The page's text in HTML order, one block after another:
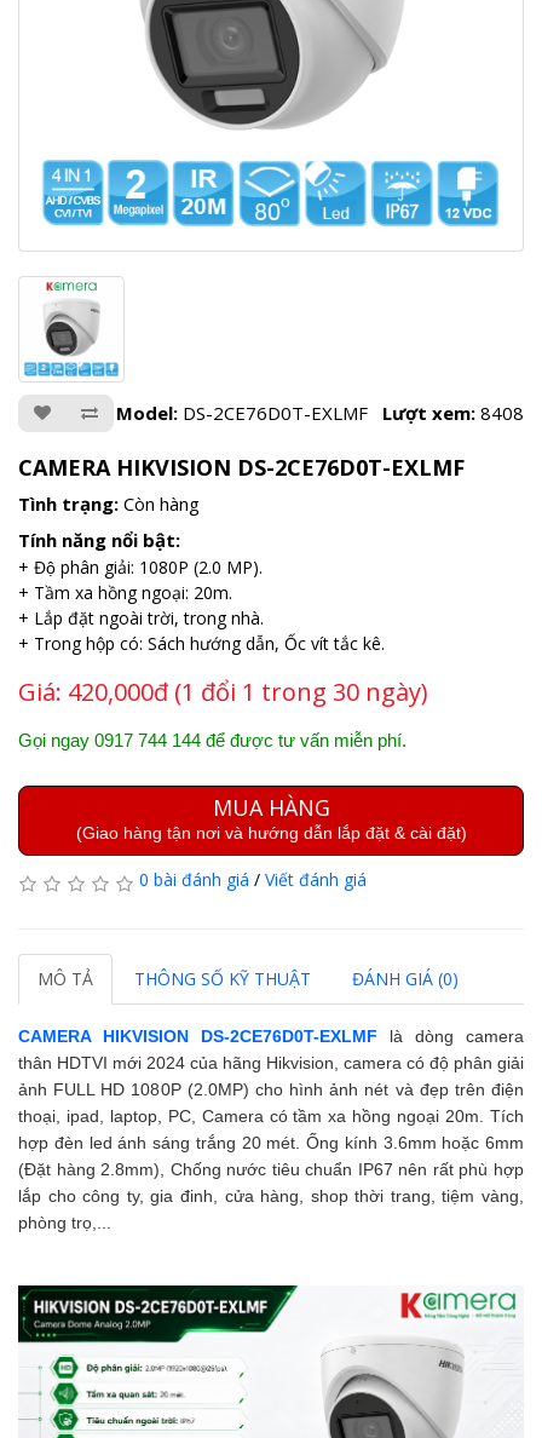
Model: DS-2CE76D0T-EXLMF Lượt xem: 8408
CAMERA HIKVISION DS-2CE76D0T-EXLMF
Tình trạng: Còn hàng
Tính năng nổi bật:
+ Độ phân giải: 1080P (2.0 MP).
+ Tầm xa hồng ngoại: 20m.
+ Lắp đặt ngoài trời, trong nhà.
+ Trong hộp có: Sách hướng dẫn, Ốc vít tắc kê.
Giá: 420,000đ (1 đổi 1 trong 30 ngày)
Gọi ngay 0917 744 144 để được tư vấn miễn phí.
MUA HÀNG
(Giao hàng tận nơi và hướng dẫn lắp đặt & cài đặt)
0 bài đánh giá / Viết đánh giá
MÔ TẢ THÔNG SỐ KỸ THUẬT ĐÁNH GIÁ (0)
CAMERA HIKVISION DS-2CE76D0T-EXLMF
là dòng camera
thân HDTVI mới 2024 của hãng Hikvision, camera có độ phân giải
ảnh FULL HD 1080P (2.0MP) cho hình ảnh nét và đẹp trên điện
thoại, ipad, laptop, PC, Camera có tầm xa hồng ngoại 20m. Tích
hợp đèn led ánh sáng trắng 20 mét. Ống kính 3.6mm hoặc 6mm
(Đặt hàng 2.8mm), Chống nước tiêu chuẩn IP67 nên rất phù hợp
lắp cho công ty, gia đinh, cửa hàng, shop thời trang, tiệm vàng,
phòng trọ,...